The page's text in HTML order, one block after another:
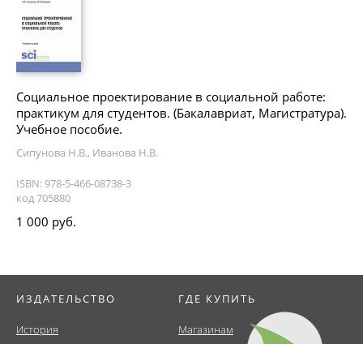
Социальное проектирование в социальной работе:
практикум для студентов. (Бакалавриат, Магистратура).
Учебное пособие.
Сипунова Н.В., Иванова Н.В.
ISBN: 978-5-466-08738-3
код 705880
1 000 руб.
ИЗДАТЕЛЬСТВО
История
ГДЕ КУПИТЬ
Магазинам